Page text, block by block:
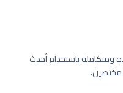
ومتكاملة باستخدام أحدث